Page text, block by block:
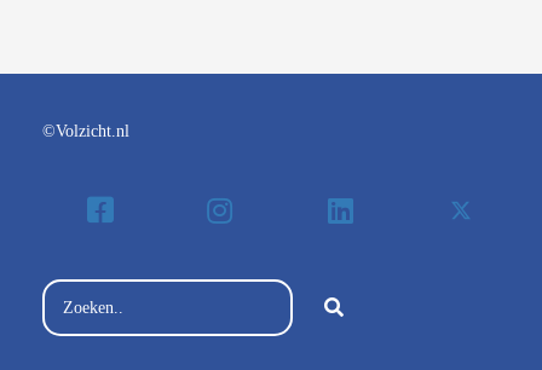
©Volzicht.nl